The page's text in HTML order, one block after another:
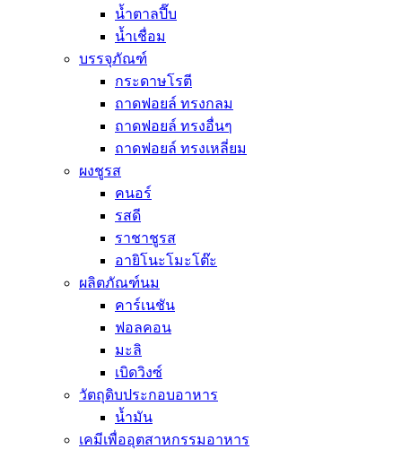
น้ำตาลปี๊บ
น้ำเชื่อม
บรรจุภัณฑ์
กระดาษโรตี
ถาดฟอยล์ ทรงกลม
ถาดฟอยล์ ทรงอื่นๆ
ถาดฟอยล์ ทรงเหลี่ยม
ผงชูรส
คนอร์
รสดี
ราชาชูรส
อายิโนะโมะโต๊ะ
ผลิตภัณฑ์นม
คาร์เนชัน
ฟอลคอน
มะลิ
เบิดวิงซ์
วัตถุดิบประกอบอาหาร
น้ำมัน
เคมีเพื่ออุตสาหกรรมอาหาร